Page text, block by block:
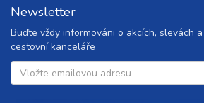
Newsletter
Buďte vždy informováni o akcích, slevách
cestovní kanceláře